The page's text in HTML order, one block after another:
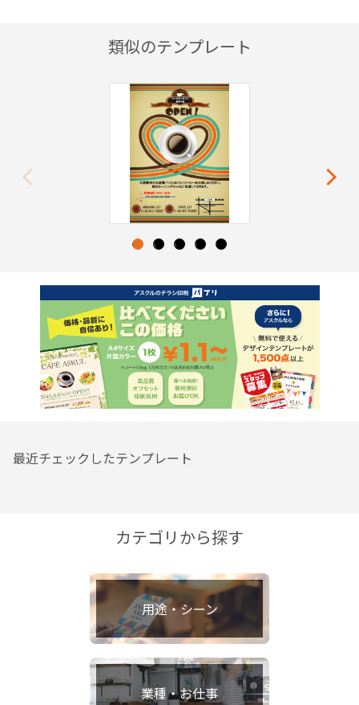
類似のテンプレート
Next
1 2 3 4 5
最近チェックしたテンプレート
カテゴリから探す
用途・シーン
業種・お仕事